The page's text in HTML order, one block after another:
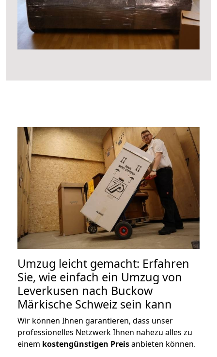
Umzug leicht gemacht: Erfahren
Sie, wie einfach ein Umzug von
Leverkusen nach Buckow
Märkische Schweiz sein kann
Wir können Ihnen garantieren, dass unser
professionelles Netzwerk Ihnen nahezu alles zu
einem kostengünstigen Preisanbieten können.